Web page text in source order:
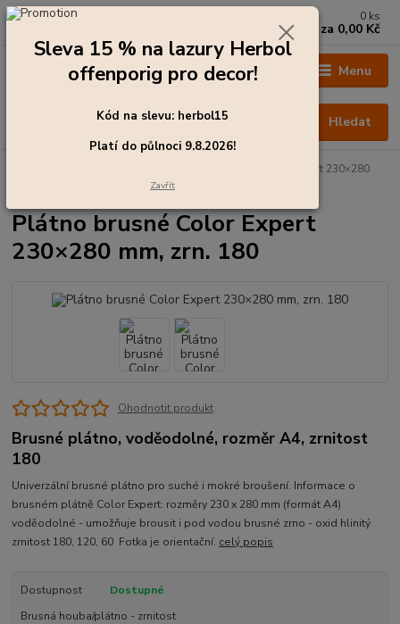
Menu
Hledat
+420 273 136 255
0 ks
za 0,00 Kč
Plátno brusné Color Expert 230×280
Plátno brusné Color Expert
230×280 mm, zrn. 180
Ohodnotit produkt
Brusné plátno, voděodolné, rozměr A4, zrnitost
180
Univerzální brusné plátno pro suché i mokré broušení. Informace o
brusném plátně Color Expert: rozměry 230 x 280 mm (formát A4)
voděodolné - umožňuje brousit i pod vodou brusné zrno - oxid hlinitý
zrnitost 180, 120, 60 Fotka je orientační. celý popis
Dostupnost
Dostupné
Brusná houba/plátno - zrnitost
Sleva 15 % na lazury Herbol
offenporig pro decor!
Kód na slevu: herbol15
Platí do půlnoci 9.8.2026!
Zavřít